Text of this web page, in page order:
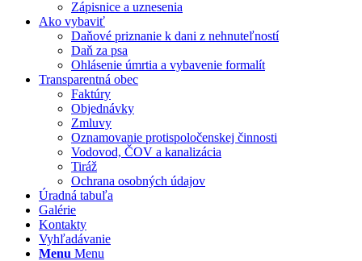
Zápisnice a uznesenia
Ako vybaviť
Daňové priznanie k dani z nehnuteľností
Daň za psa
Ohlásenie úmrtia a vybavenie formalít
Transparentná obec
Faktúry
Objednávky
Zmluvy
Oznamovanie protispoločenskej činnosti
Vodovod, ČOV a kanalizácia
Tiráž
Ochrana osobných údajov
Úradná tabuľa
Galérie
Kontakty
Vyhľadávanie
Menu Menu